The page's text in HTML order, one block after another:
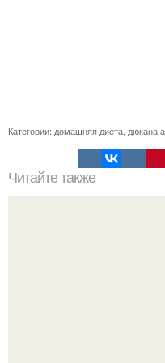
Категории: домашняя диета дюкана
Читайте также